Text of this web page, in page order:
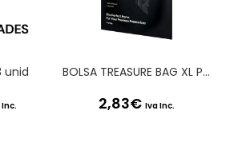
unid BOLSA TREASURE BAG XL PRETA SATISFYER
2,83€ Iva Inc.